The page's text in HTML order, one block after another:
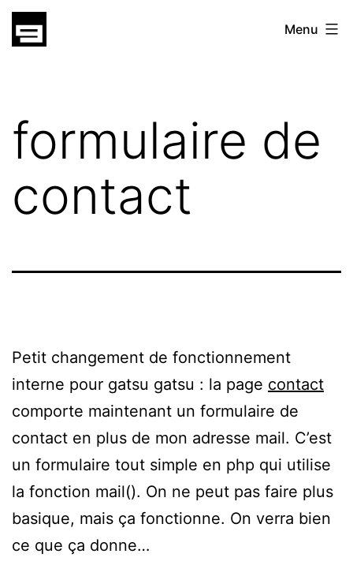
Skip
gatsu
Menu
formulaire de
contact
Petit changement de fonctionnement
interne pour gatsu gatsu : la page contact
comporte maintenant un formulaire de
contact en plus de mon adresse mail. C’est
un formulaire tout simple en php qui utilise
la fonction mail(). On ne peut pas faire plus
basique, mais ça fonctionne. On verra bien
ce que ça donne…